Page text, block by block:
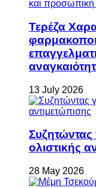
Τερέζα
13 July 2026
Συζητώντας
ολιστικής
28 May 2026